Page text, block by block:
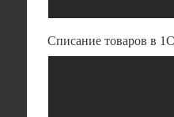
Списание товаров в